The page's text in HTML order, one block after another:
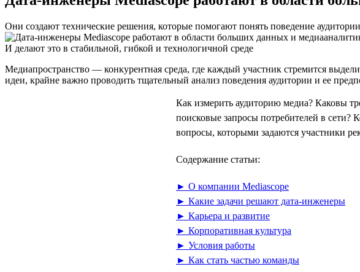
Они создают технические решения, которые помогают понять поведение аудитории
И делают это в стабильной, гибкой и технологичной среде
Медиапространство — конкурентная среда, где каждый участник стремится
идеи, крайне важно проводить тщательный анализ поведения аудитории и ее
Как измерить аудиторию медиа? Каковы
поисковые запросы потребителей в сети?
вопросы, которыми задаются участники
Содержание статьи:
► О компании Mediascope
► Какие задачи решают дата-инженеры
► Карьера и развитие
► Корпоративная культура
► Условия работы
► Как стать частью команды